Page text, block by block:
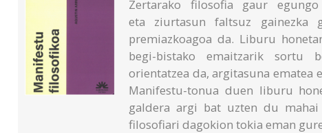
Zertarako filosofia gaur
eta ziurtasun faltsuz gainezka
premiazkoagoa da. Liburu
begi-bistako emaitzarik sortu
orientatzea da, argitasuna ematea
Manifestu-tonua duen liburu
galdera argi bat uzten du
filosofiari dagokion tokia eman